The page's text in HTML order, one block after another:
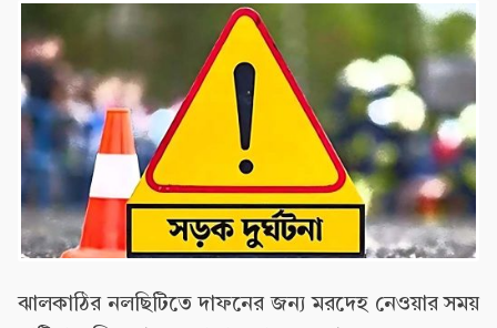
ঝালকাঠির নলছিটিতে দাফনের জন্য মরদেহ নেওয়ার সময়